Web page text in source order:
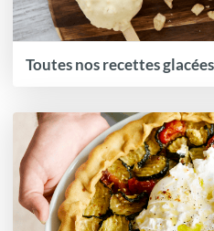
Toutes nos recettes